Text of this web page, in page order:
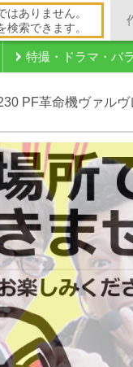
はありません。
索できます。
特撮・ドラマ・バ
PF革命機ヴァル